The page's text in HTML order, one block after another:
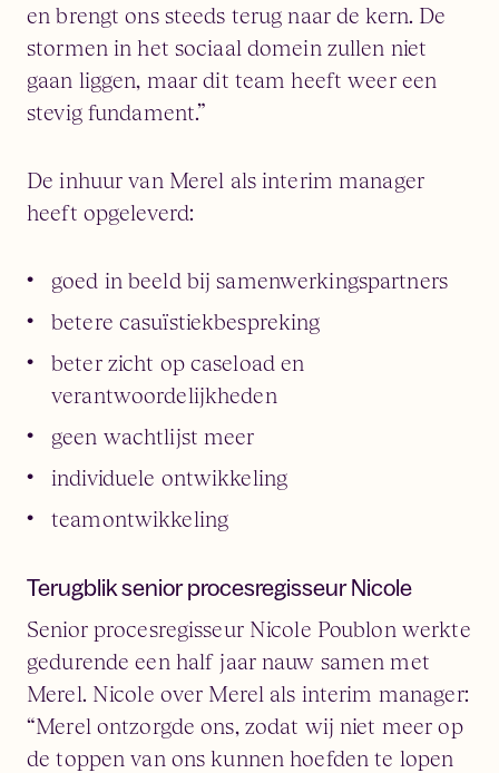
en brengt ons steeds terug naar de kern. De
stormen in het sociaal domein zullen niet
gaan liggen, maar dit team heeft weer een
stevig fundament.”
De inhuur van Merel als interim manager
heeft opgeleverd:
goed in beeld bij samenwerkingspartners
betere casuïstiekbespreking
beter zicht op caseload en
verantwoordelijkheden
geen wachtlijst meer
individuele ontwikkeling
teamontwikkeling
Terugblik senior procesregisseur Nicole
Senior procesregisseur Nicole Poublon werkte
gedurende een half jaar nauw samen met
Merel. Nicole over Merel als interim manager:
“Merel ontzorgde ons, zodat wij niet meer op
de toppen van ons kunnen hoefden te lopen